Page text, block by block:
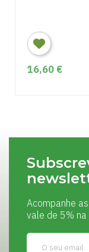
16,60 €
Acompanhe
vale de 5% na